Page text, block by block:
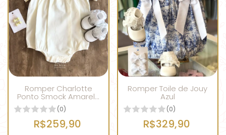
Romper Charlotte
Ponto Smock Amarelo
Bebê
(0)
R$259,90
Romper Toile de Jouy
Azul
(0)
R$329,90